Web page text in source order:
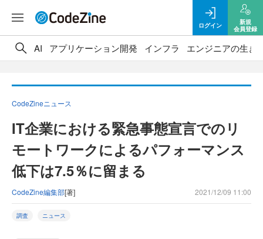
ログイン
新規
会員登録
AI アプリケーション開発 インフラ エンジニアの生き
CodeZineニュース
IT企業における緊急事態宣言でのリ
モートワークによるパフォーマンス
低下は7.5％に留まる
CodeZine編集部[著] 2021/12/09 11:00
調査 ニュース